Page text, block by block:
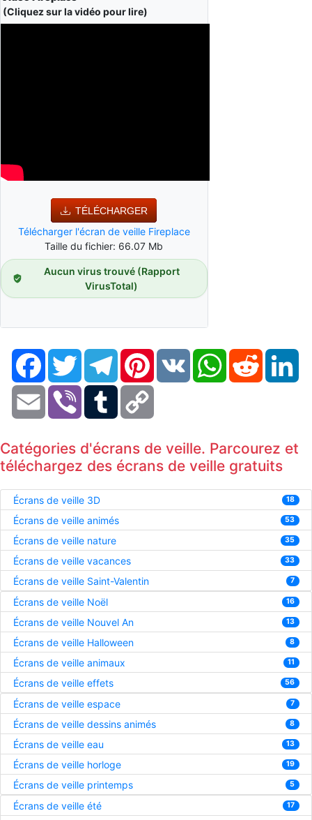
(Cliquez sur la vidéo pour lire)
TÉLÉCHARGER
Télécharger l'écran de veille Fireplace
Taille du fichier: 66.07 Mb
Aucun virus trouvé (Rapport
VirusTotal)
FacebookTwitter TelegramPinterestVK WhatsAppReddit
Email Viber Tumblr
Catégories d'écrans de veille. Parcourez et
téléchargez des écrans de veille gratuits
Écrans de veille 3D 18
Écrans de veille animés 53
Écrans de veille nature 35
Écrans de veille vacances 33
Écrans de veille Saint-Valentin 7
Écrans de veille Noël 16
Écrans de veille Nouvel An 13
Écrans de veille Halloween 8
Écrans de veille animaux 11
Écrans de veille effets 56
Écrans de veille espace 7
Écrans de veille dessins animés 8
Écrans de veille eau 13
Écrans de veille horloge 19
Écrans de veille printemps 5
Écrans de veille été 17